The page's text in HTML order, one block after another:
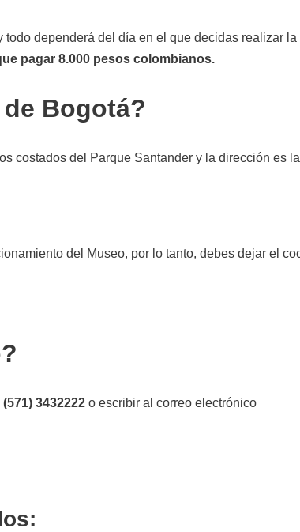
dependerá del día en el que decidas realizar la
pagar 8.000 pesos colombianos.
Bogotá?
costados del Parque Santander y la dirección es la
del Museo, por lo tanto, debes dejar el
3432222 o escribir al correo electrónico